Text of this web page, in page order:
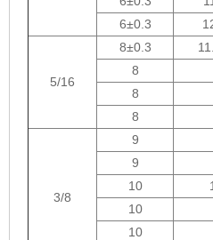
6±0.3
5/16
8±0.3
8
8
8
3/8
9
9
10
10
10